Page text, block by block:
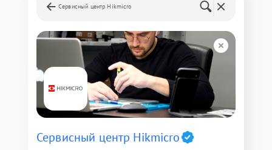
Сервисный центр Hikmicro
Сервисный центр Hikmicro